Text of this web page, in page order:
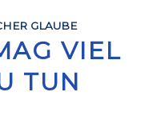
GLAUBE
VIEL
TUN